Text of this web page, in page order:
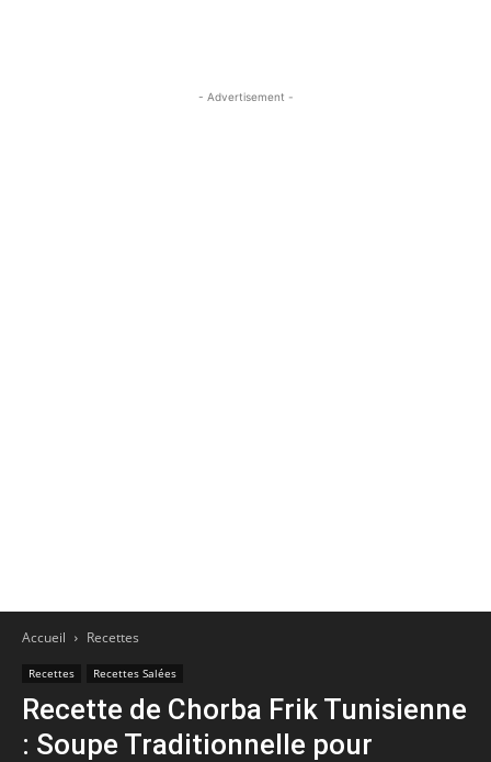
- Advertisement -
Accueil Recettes
Recettes Recettes Salées
Recette de Chorba Frik Tunisienne
: Soupe Traditionnelle pour